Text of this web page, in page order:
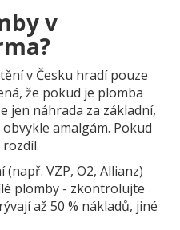
v
v Česku hradí pouze
že pokud je plomba
jen náhrada za základní,
amalgám. Pokud
VZP, O2, Allianz)
plomby - zkontrolujte
až 50 % nákladů, jiné